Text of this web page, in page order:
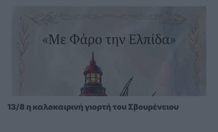
13/8 η καλοκαιρινή γιορτή του Σβουρένειου